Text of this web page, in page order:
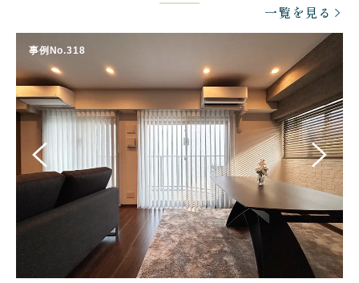
一覧を見る
事例No.318